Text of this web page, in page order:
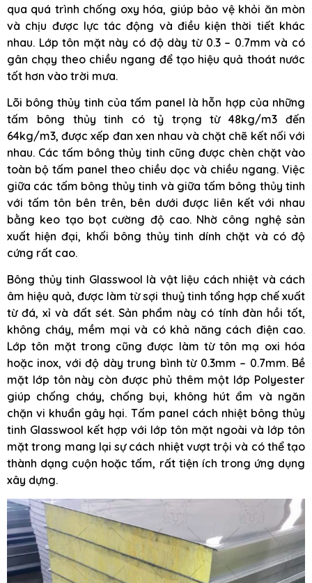
qua quá trình chống oxy hóa, giúp bảo vệ khỏi ăn mòn
và chịu được lực tác động và điều kiện thời tiết khác
nhau. Lớp tôn mặt này có độ dày từ 0.3 – 0.7mm và có
gân chạy theo chiều ngang để tạo hiệu quả thoát nước
tốt hơn vào trời mưa.
Lõi bông thủy tinh của tấm panel là hỗn hợp của những
tấm bông thủy tinh có tỷ trọng từ 48kg/m3 đến
64kg/m3, được xếp đan xen nhau và chặt chẽ kết nối với
nhau. Các tấm bông thủy tinh cũng được chèn chặt vào
toàn bộ tấm panel theo chiều dọc và chiều ngang. Việc
giữa các tấm bông thủy tinh và giữa tấm bông thủy tinh
với tấm tôn bên trên, bên dưới được liên kết với nhau
bằng keo tạo bọt cường độ cao. Nhờ công nghệ sản
xuất hiện đại, khối bông thủy tinh dính chặt và có độ
cứng rất cao.
Bông thủy tinh Glasswool là vật liệu cách nhiệt và cách
âm hiệu quả, được làm từ sợi thuỷ tinh tổng hợp chế xuất
từ đá, xỉ và đất sét. Sản phẩm này có tính đàn hồi tốt,
không cháy, mềm mại và có khả năng cách điện cao.
Lớp tôn mặt trong cũng được làm từ tôn mạ oxi hóa
hoặc inox, với độ dày trung bình từ 0.3mm – 0.7mm. Bề
mặt lớp tôn này còn được phủ thêm một lớp Polyester
giúp chống cháy, chống bụi, không hút ẩm và ngăn
chặn vi khuẩn gây hại. Tấm panel cách nhiệt bông thủy
tinh Glasswool kết hợp với lớp tôn mặt ngoài và lớp tôn
mặt trong mang lại sự cách nhiệt vượt trội và có thể tạo
thành dạng cuộn hoặc tấm, rất tiện ích trong ứng dụng
xây dựng.